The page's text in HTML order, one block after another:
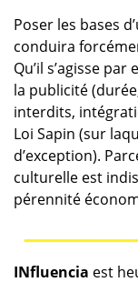
Poser les bases
conduira
Qu’il s’agisse
la publicité
interdits,
Loi Sapin (sur
d’exception).
culturelle est
pérennité
INfluencia est